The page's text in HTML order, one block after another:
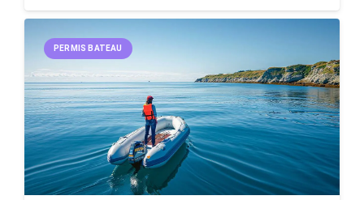
PERMIS BATEAU